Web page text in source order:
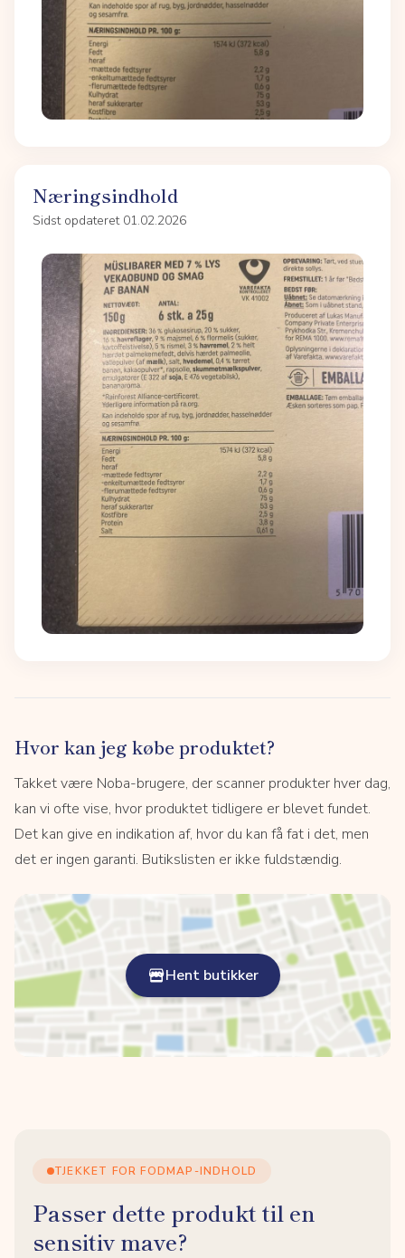
Næringsindhold
Sidst opdateret 01.02.2026
Hvor kan jeg købe produktet?
Takket være Noba-brugere, der scanner produkter hver dag,
kan vi ofte vise, hvor produktet tidligere er blevet fundet.
Det kan give en indikation af, hvor du kan få fat i det, men
det er ingen garanti. Butikslisten er ikke fuldstændig.
Hent butikker
TJEKKET FOR FODMAP-INDHOLD
Passer dette produkt til en
sensitiv mave?